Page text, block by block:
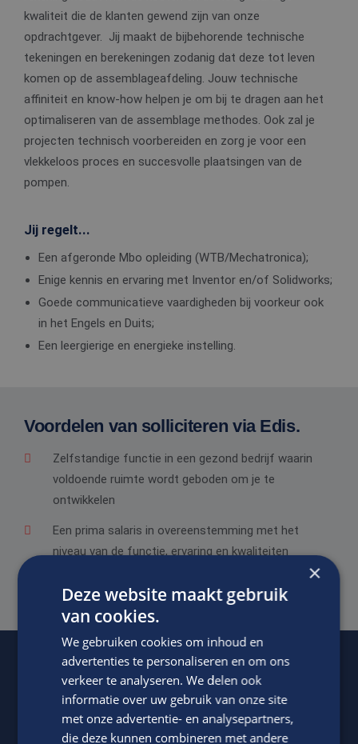
kwaliteit die de klanten gewend zijn van onze
opdrachtgever. Jij maakt de bijbehorende technische
tekeningen en berekeningen zodanig dat deze tot leven
komen op de assemblageafdeling. Jouw technische
affiniteit en know-how helpen je om bij te dragen aan het
optimaliseren van de assemblage methodes. Ook zal je
projecten technisch voorbereiden en zorg je voor een
vlekkeloos proces en succesvolle plaatsingen van de
pompen.
Jij regelt...
Een afgeronde Mbo opleiding (WTB/Mechatronica);
Enige kennis en ervaring met Inventor en/of Solidworks;
Goede communicatieve vaardigheden bij voorkeur ook
in het Engels en Duits;
Een leergierige en energieke instelling.
Voordelen van solliciteren via Edis.
Zelfstandige functie in een gezond bedrijf waarin
voldoende ruimte wordt geboden om je te
ontwikkelen
Een prima salaris in overeenstemming met het
niveau van de functie, ervaring en kwaliteiten
Of regel hetmet Jasper.
×
Deze website maakt gebruik
van cookies.
We gebruiken cookies om inhoud en
advertenties te personaliseren en om ons
verkeer te analyseren. We delen ook
informatie over uw gebruik van onze site
met onze advertentie- en analysepartners,
die deze kunnen combineren met andere